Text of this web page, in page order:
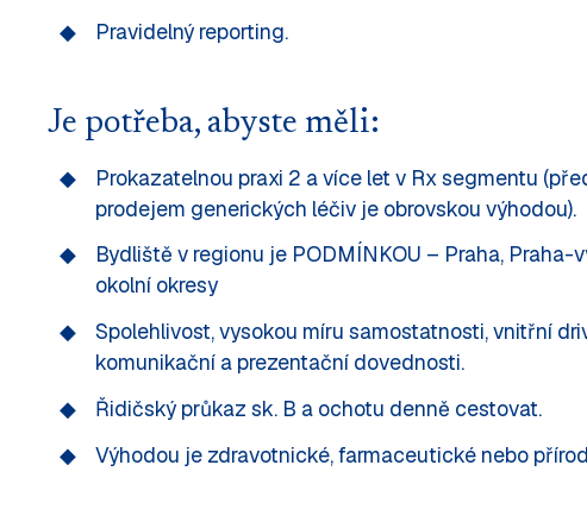
Pravidelný reporting.
Je potřeba, abyste měli:
Prokazatelnou praxi 2 a více let v Rx segmentu
prodejem generických léčiv je obrovskou výhodou).
Bydliště v regionu je PODMÍNKOU – Praha, Praha-
okolní okresy
Spolehlivost, vysokou míru samostatnosti, vnitřní
komunikační a prezentační dovednosti.
Řidičský průkaz sk. B a ochotu denně cestovat.
Výhodou je zdravotnické, farmaceutické nebo